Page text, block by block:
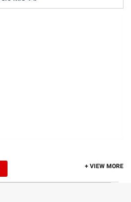
+ VIEW MORE